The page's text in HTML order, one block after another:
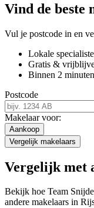
Vind de beste
Vul je postcode in en
Lokale
Gratis &
Binnen 2 minuten
Postcode
Makelaar voor:
Aankoop
Vergelijk makelaars
Vergelijk met
Bekijk hoe Team
andere makelaars in